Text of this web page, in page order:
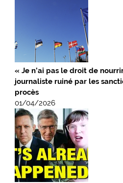
« Je n’ai pas le droit de
journaliste ruiné par les
procès
01/04/2026